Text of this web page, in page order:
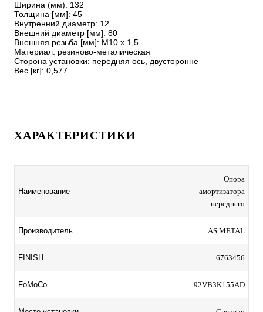
Ширина (мм): 132
Толщина [мм]: 45
Внутренний диаметр: 12
Внешний диаметр [мм]: 80
Внешняя резьба [мм]: M10 x 1,5
Материал: резиново-металическая
Сторона установки: передняя ось, двусторонне
Вес [кг]: 0,577
ХАРАКТЕРИСТИКИ
Наименование
Опора
амортизатора
переднего
Производитель AS METAL
FINISH 6763456
FoMoCo 92VB3K155AD